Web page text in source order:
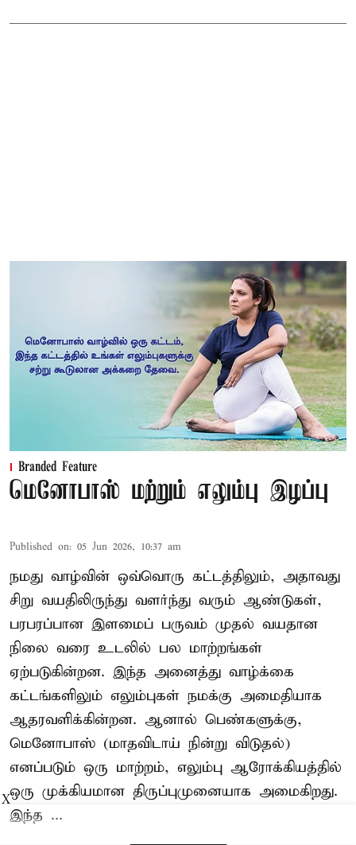
Branded Feature
மெனோபாஸ் மற்றும் எலும்பு இழப்பு
Published on: 05 Jun 2026, 10:37 am
நமது வாழ்வின் ஒவ்வொரு கட்டத்திலும், அதாவது
சிறு வயதிலிருந்து வளர்ந்து வரும் ஆண்டுகள்,
பரபரப்பான இளமைப் பருவம் முதல் வயதான
நிலை வரை உடலில் பல மாற்றங்கள்
ஏற்படுகின்றன. இந்த அனைத்து வாழ்க்கை
கட்டங்களிலும் எலும்புகள் நமக்கு அமைதியாக
ஆதரவளிக்கின்றன. ஆனால் பெண்களுக்கு,
மெனோபாஸ் (மாதவிடாய் நின்று விடுதல்)
எனப்படும் ஒரு மாற்றம், எலும்பு ஆரோக்கியத்தில்
ஒரு முக்கியமான திருப்புமுனையாக அமைகிறது.
இந்த ...
X